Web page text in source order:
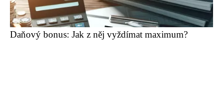
Daňový bonus: Jak z něj vyždímat maximum?